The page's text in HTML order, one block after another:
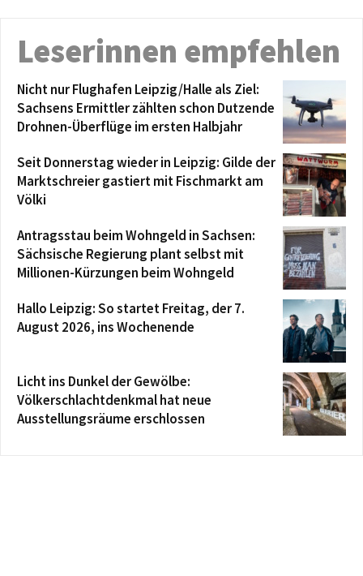
Leserinnen empfehlen
Nicht nur Flughafen Leipzig/Halle als Ziel:
Sachsens Ermittler zählten schon Dutzende
Drohnen-Überflüge im ersten Halbjahr
Seit Donnerstag wieder in Leipzig: Gilde der
Marktschreier gastiert mit Fischmarkt am
Völki
Antragsstau beim Wohngeld in Sachsen:
Sächsische Regierung plant selbst mit
Millionen-Kürzungen beim Wohngeld
Hallo Leipzig: So startet Freitag, der 7.
August 2026, ins Wochenende
Licht ins Dunkel der Gewölbe:
Völkerschlachtdenkmal hat neue
Ausstellungsräume erschlossen